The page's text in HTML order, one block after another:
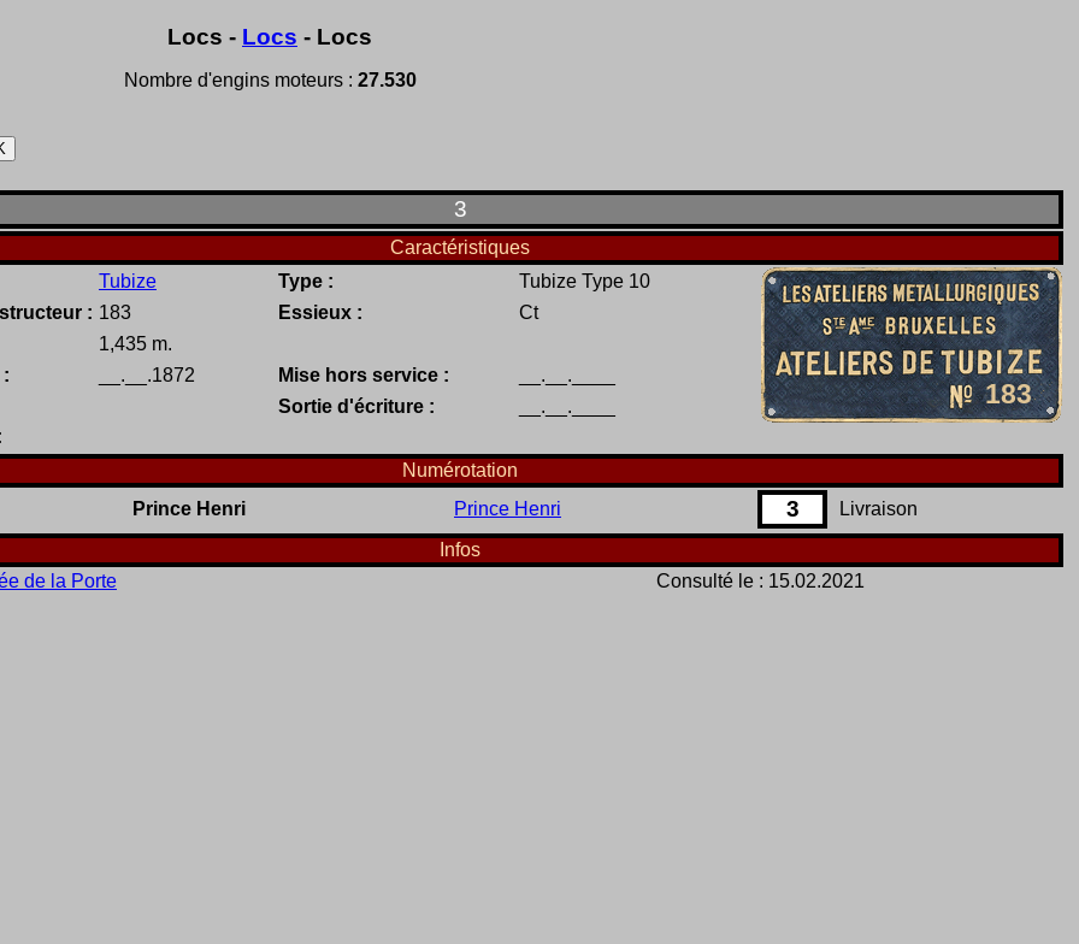
Locs - Locs - Locs
Nombre d'engins moteurs : 27.530
3
Caractéristiques
Tubize Type : Tubize Type 10
183
: 183 Essieux :
Ct
1,435 m.
__.__.1872 Mise hors service :
__.__.____
Sortie d'écriture :
__.__.____
Numérotation
Prince Henri Prince Henri 3
Livraison
Infos
de la Porte Consulté le : 15.02.2021